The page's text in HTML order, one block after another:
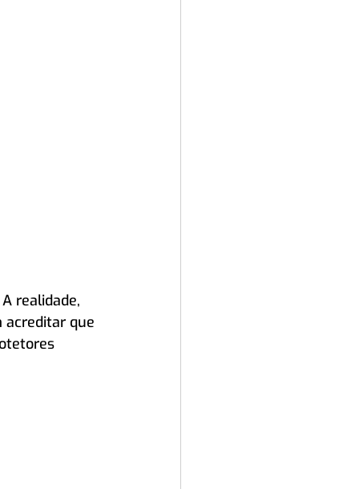
realidade,
acreditar que